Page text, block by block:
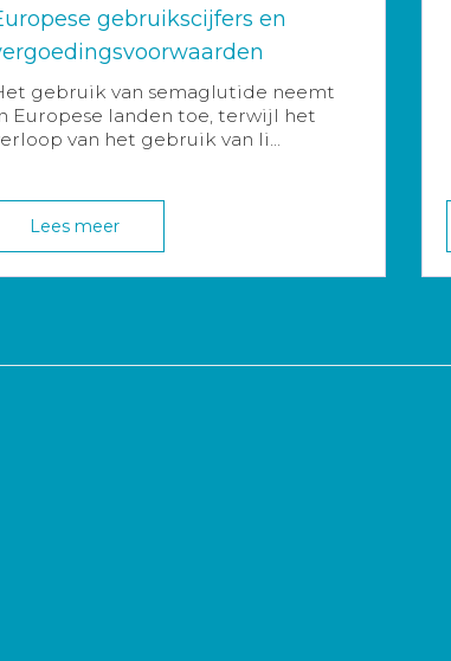
gebruikscijfers en
gebruik van semaglutide neemt
Europese landen toe, terwijl het
van het gebruik van li...
Lees meer